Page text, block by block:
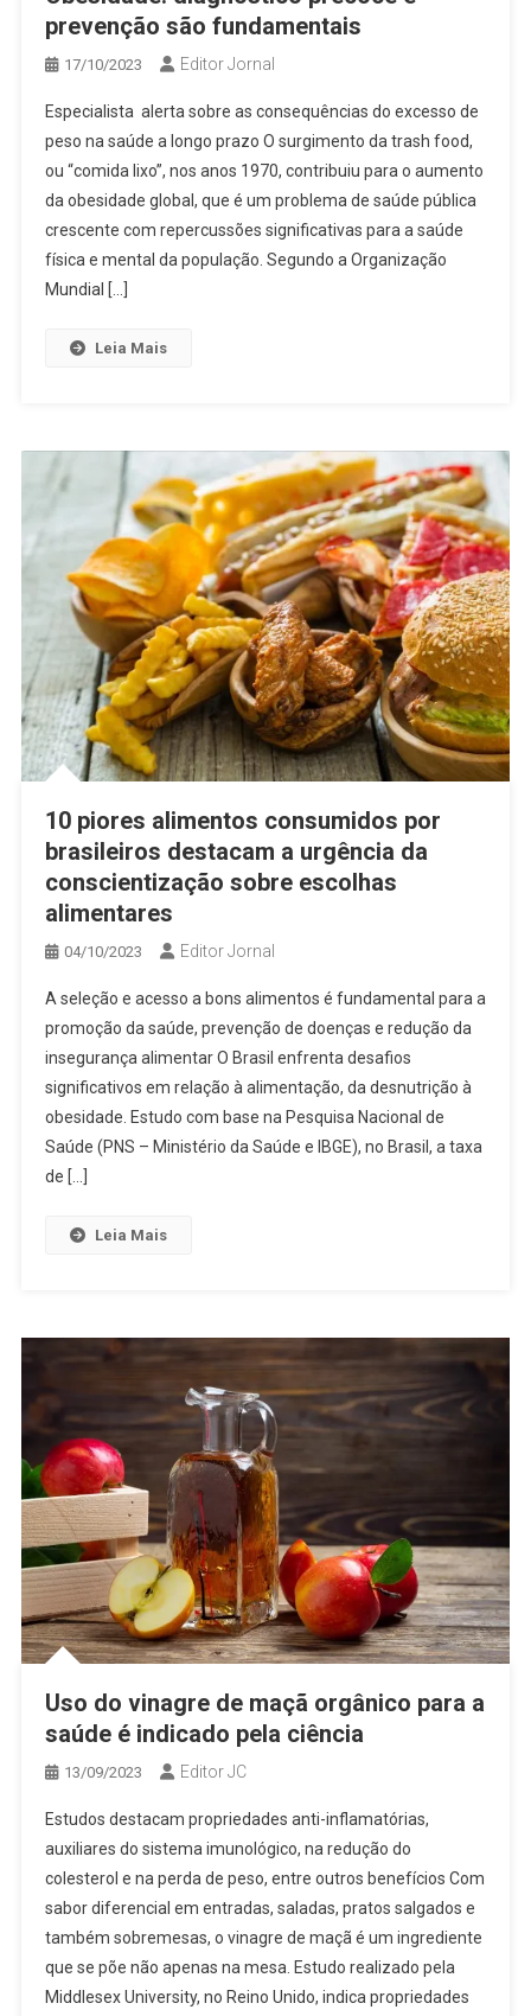
prevenção são fundamentais
17/10/2023 Editor Jornal
Especialista alerta sobre as consequências do excesso de
peso na saúde a longo prazo O surgimento da trash food,
ou “comida lixo”, nos anos 1970, contribuiu para o aumento
da obesidade global, que é um problema de saúde pública
crescente com repercussões significativas para a saúde
física e mental da população. Segundo a Organização
Mundial […]
Leia Mais
10 piores alimentos consumidos por
brasileiros destacam a urgência da
conscientização sobre escolhas
alimentares
04/10/2023 Editor Jornal
A seleção e acesso a bons alimentos é fundamental para a
promoção da saúde, prevenção de doenças e redução da
insegurança alimentar O Brasil enfrenta desafios
significativos em relação à alimentação, da desnutrição à
obesidade. Estudo com base na Pesquisa Nacional de
Saúde (PNS – Ministério da Saúde e IBGE), no Brasil, a taxa
de […]
Leia Mais
Uso do vinagre de maçã orgânico para a
saúde é indicado pela ciência
13/09/2023 Editor JC
Estudos destacam propriedades anti-inflamatórias,
auxiliares do sistema imunológico, na redução do
colesterol e na perda de peso, entre outros benefícios Com
sabor diferencial em entradas, saladas, pratos salgados e
também sobremesas, o vinagre de maçã é um ingrediente
que se põe não apenas na mesa. Estudo realizado pela
Middlesex University, no Reino Unido, indica propriedades